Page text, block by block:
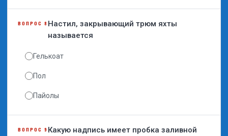
ВОПРОС 8 Настил, закрывающий трюм яхты
называется
Гелькоат
Пол
Пайолы
ВОПРОС 9 Какую надпись имеет пробка заливной